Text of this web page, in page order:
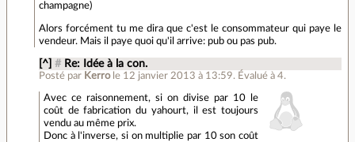
champagne)
Alors forcément tu me dira que c'est le consommateur qui paye le
vendeur. Mais il paye quoi qu'il arrive: pub ou pas pub.
[^] # Re: Idée à la con.
Posté par Kerro le 12 janvier 2013 à 13:59. Évalué à 4.
Avec ce raisonnement, si on divise par 10 le
coût de fabrication du yahourt, il est toujours
vendu au même prix.
Donc à l'inverse, si on multiplie par 10 son coût